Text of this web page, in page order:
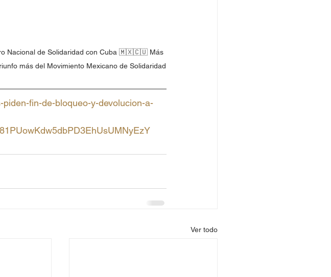
Nacional de Solidaridad con Cuba 🇲🇽🇨🇺 Más
más del Movimiento Mexicano de Solidaridad
fin-de-bloqueo-y-devolucion-a-
Ver todo